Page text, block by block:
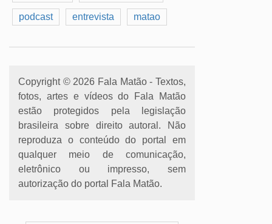
podcast entrevista matao
Copyright © 2026 Fala Matão - Textos,
fotos, artes e vídeos do Fala Matão
estão protegidos pela legislação
brasileira sobre direito autoral. Não
reproduza o conteúdo do portal em
qualquer meio de comunicação,
eletrônico ou impresso, sem
autorização do portal Fala Matão.